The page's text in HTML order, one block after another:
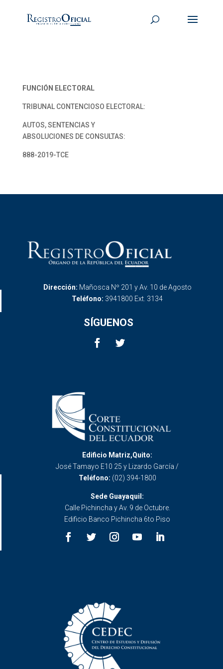
FUNCIÓN ELECTORAL
TRIBUNAL CONTENCIOSO ELECTORAL:
AUTOS, SENTENCIAS Y
ABSOLUCIONES DE CONSULTAS:
888-2019-TCE
Dirección: Mañosca Nº 201 y Av. 10 de Agosto
Teléfono: 3941800 Ext. 3134
SÍGUENOS
Edificio Matriz,Quito:
José Tamayo E10 25 y Lizardo García /
Teléfono: (02) 394-1800
Sede Guayaquil:
Calle Pichincha y Av. 9 de Octubre.
Edificio Banco Pichincha 6to Piso